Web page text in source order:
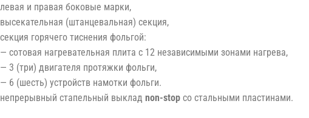
левая и правая боковые марки,
высекательная (штанцевальная) секция,
секция горячего тиснения фольгой:
— сотовая нагревательная плита с 12 независимыми зонами нагрева,
— 3 (три) двигателя протяжки фольги,
— 6 (шесть) устройств намотки фольги.
непрерывный стапельный выклад non-stop со стальными пластинами.